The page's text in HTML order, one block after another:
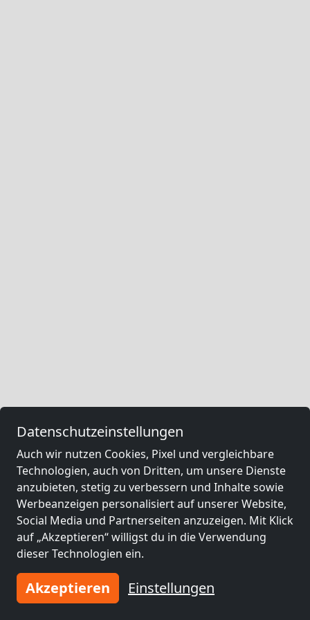
Datenschutzeinstellungen
Auch wir nutzen Cookies, Pixel und vergleichbare
Technologien, auch von Dritten, um unsere Dienste
anzubieten, stetig zu verbessern und Inhalte sowie
Werbeanzeigen personalisiert auf unserer Website,
Social Media und Partnerseiten anzuzeigen. Mit Klick
auf „Akzeptieren“ willigst du in die Verwendung
dieser Technologien ein.
Akzeptieren Einstellungen